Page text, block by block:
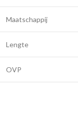
Maatschappij
Lengte
OVP